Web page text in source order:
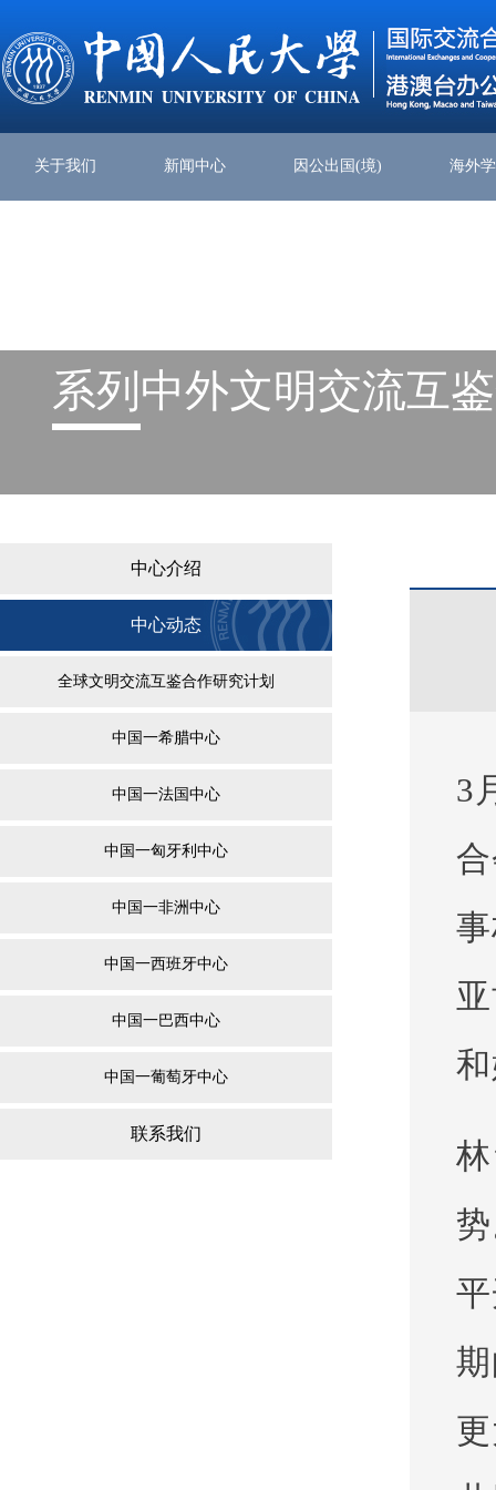
关于我们 新闻中心 因公出国(境) 海外
系列 中外文明交流互
中心介绍
中心动态
全球文明交流互鉴合作研究计划
中国一希腊中心
中国一法国中心
中国一匈牙利中心
中国一非洲中心
中国一西班牙中心
中国一巴西中心
中国一葡萄牙中心
联系我们
3